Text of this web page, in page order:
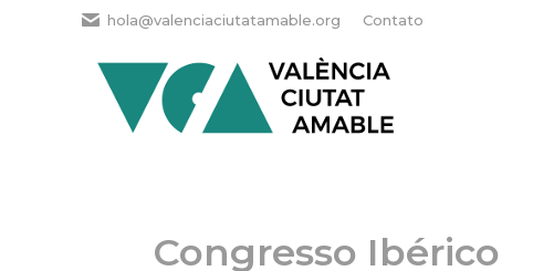
hola@valenciaciutatamable.org Contato
Congresso Ibérico